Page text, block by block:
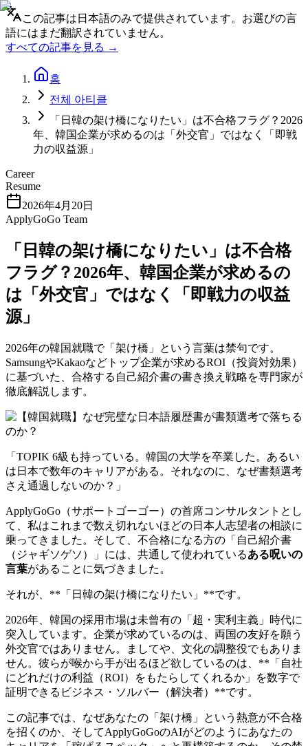
この記事は日本語のみで提供されています。お選びの言
語にはまだ翻訳されていません。
すべての記事を見る →
홈
전체 아티클
「日韓の架け橋になりたい」は不合格フラグ？2026
年、韓国企業が求めるのは「外交官」ではなく「即戦
力の収益源」
Career
Resume
2026年4月20日
ApplyGoGo Team
「日韓の架け橋になりたい」は不合格
フラグ？2026年、韓国企業が求めるの
は「外交官」ではなく「即戦力の収益
源」
2026年の韓国就職で「架け橋」という言葉は禁句です。
SamsungやKakaoなどトップ企業が求めるROI（投資対効果）
に基づいた、合格する自己紹介書の書き換え戦略を専門家が
徹底解説します。
「TOPIK 6級も持っている。韓国の大学を卒業した。あるい
は日本で数年のキャリアがある。それなのに、なぜ書類選考
さえ通過しないのか？」
ApplyGoGo（サポートゴーゴー）の首席コンサルタントとし
て、私はこれまで数え切れないほどの日本人志望者の相談に
乗ってきました。そして、不合格になる方の「自己紹介書
（ジャギソゲソ）」には、共通して使われているある呪いの
言葉があることに気づきました。
それが、**「日韓の架け橋になりたい」**です。
2026年、韓国の採用市場は未曾有の「超・実利主義」時代に
突入しています。企業が求めているのは、両国の友好を願う
外交官ではありません。ましてや、文化の調整役でもありま
せん。彼らが喉から手が出るほど欲しているのは、**「自社
にどれだけの利益（ROI）をもたらしてくれるか」を数字で
証明できるビジネス・ソルバー（解決者）**です。
この記事では、なぜあなたの「架け橋」という熱意が不合格
を招くのか、そしてApplyGoGoのAIがどのようにあなたの